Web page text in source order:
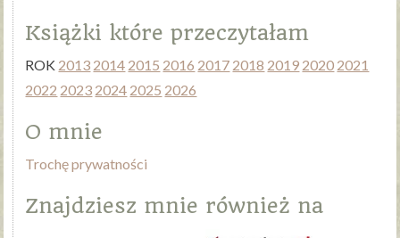
Książki które przeczytałam
ROK 2013 2014 2015 2016 2017 2018 2019 2020 2021
2022 2023 2024 2025 2026
O mnie
Trochę prywatności
Znajdziesz mnie również na